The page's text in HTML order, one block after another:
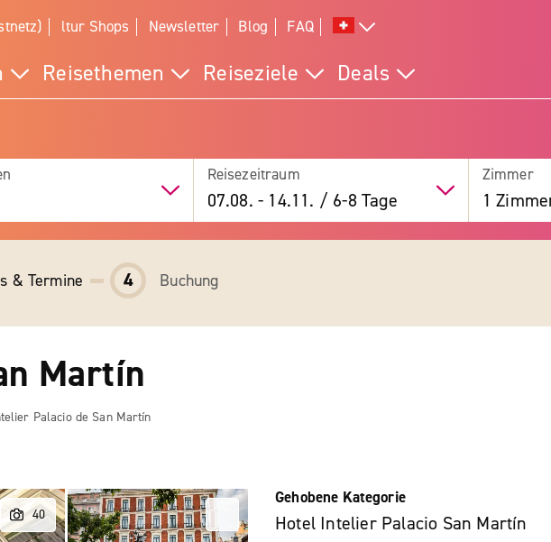
ltur Shops Newsletter Blog FAQ
Reisethemen Reiseziele Deals
Reisezeitraum
07.08. - 14.11. / 6-8 Tage
Zimmer
1
& Termine 4 Buchung
Martín
Palacio de San Martín
Gehobene Kategorie
Hotel Intelier Palacio San Martín